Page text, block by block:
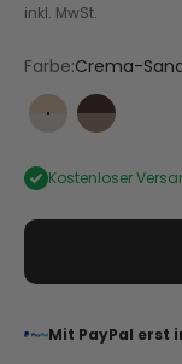
inkl. MwSt.
Farbe:Crema-
Crema-Sand
Mocha-
Kostenloser
Mit PayPal erst